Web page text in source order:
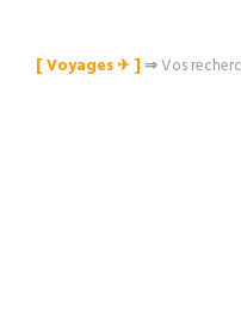
[ Voyages ✈︎ ]⇒Vos